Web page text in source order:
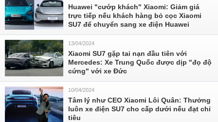
Huawei "cướp khách" Xiaomi: Giảm giá
trực tiếp nếu khách hàng bỏ cọc Xiaomi
SU7 để chuyển sang xe điện Huawei
13/04/2024
Xiaomi SU7 gặp tai nạn đầu tiên với
Mercedes: Xe Trung Quốc được dịp "đọ độ
cứng" với xe Đức
10/04/2024
Tâm lý như CEO Xiaomi Lôi Quân: Thưởng
luôn xe điện SU7 cho cấp dưới nếu đạt chỉ
tiêu